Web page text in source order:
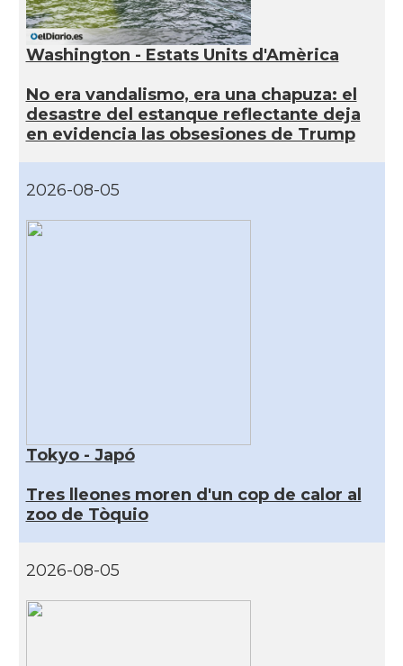
Washington - Estats Units d'Amèrica
No era vandalismo, era una chapuza: el
desastre del estanque reflectante deja
en evidencia las obsesiones de Trump
2026-08-05
Tokyo - Japó
Tres lleones moren d'un cop de calor al
zoo de Tòquio
2026-08-05